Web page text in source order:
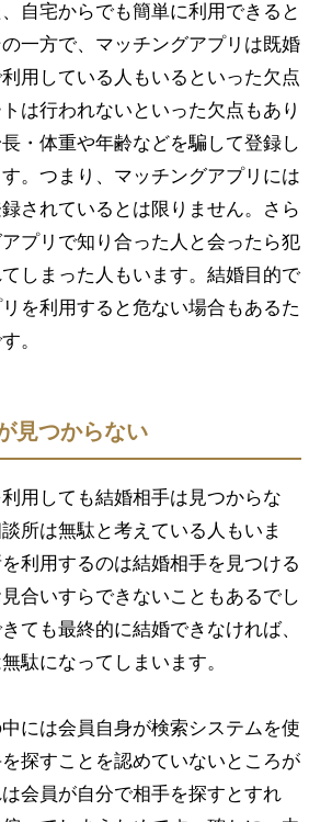
自宅からでも簡単に利用できると
一方で、マッチングアプリは既婚
用している人もいるといった欠点
は行われないといった欠点もあり
・体重や年齢などを騙して登録し
。つまり、マッチングアプリには
されているとは限りません。さら
プリで知り合った人と会ったら犯
しまった人もいます。結婚目的で
を利用すると危ない場合もあるた
。
見つからない
利用しても結婚相手は見つからな
所は無駄と考えている人もいま
利用するのは結婚相手を見つける
合いすらできないこともあるでし
ても最終的に結婚できなければ、
駄になってしまいます。
には会員自身が検索システムを使
探すことを認めていないところが
会員が自分で相手を探すとすれ